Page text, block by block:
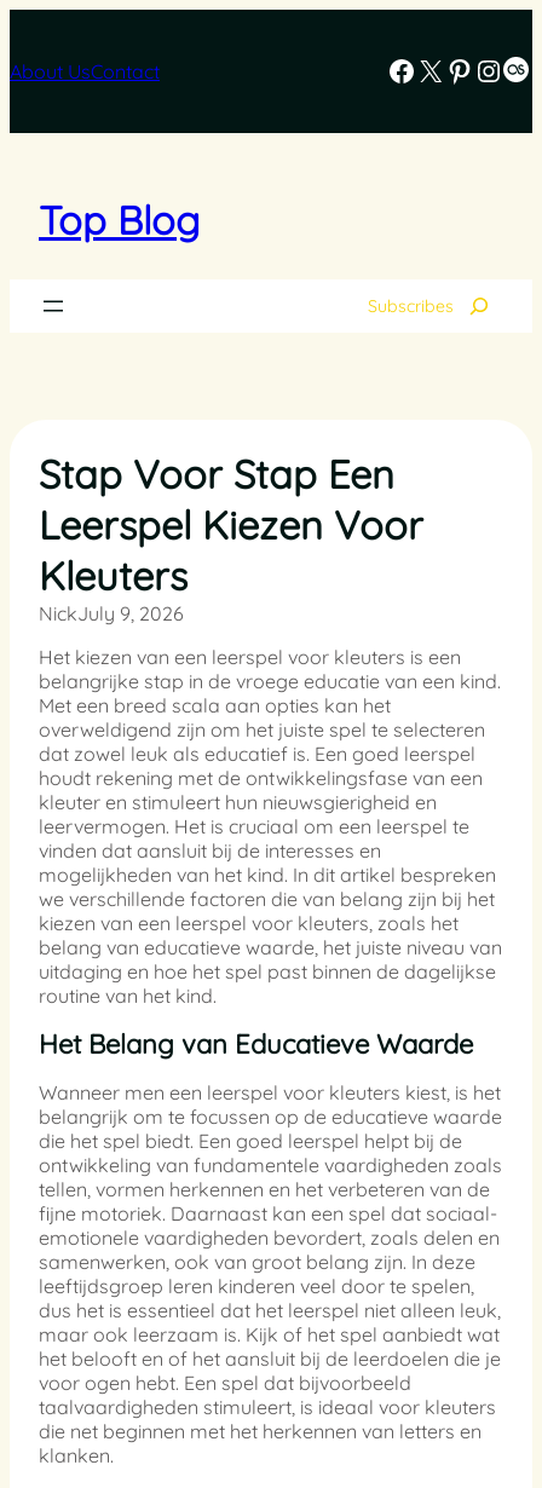
content
About UsContact Facebook
X
Top Blog
Subscribes Search
Stap Voor Stap Een
Leerspel Kiezen Voor
Kleuters
NickJuly 9, 2026
Het kiezen van een leerspel voor kleuters is een
belangrijke stap in de vroege educatie van een kind.
Met een breed scala aan opties kan het
overweldigend zijn om het juiste spel te selecteren
dat zowel leuk als educatief is. Een goed leerspel
houdt rekening met de ontwikkelingsfase van een
kleuter en stimuleert hun nieuwsgierigheid en
leervermogen. Het is cruciaal om een leerspel te
vinden dat aansluit bij de interesses en
mogelijkheden van het kind. In dit artikel bespreken
we verschillende factoren die van belang zijn bij het
kiezen van een leerspel voor kleuters, zoals het
belang van educatieve waarde, het juiste niveau van
uitdaging en hoe het spel past binnen de dagelijkse
routine van het kind.
Het Belang van Educatieve Waarde
Wanneer men een leerspel voor kleuters kiest, is het
belangrijk om te focussen op de educatieve waarde
die het spel biedt. Een goed leerspel helpt bij de
ontwikkeling van fundamentele vaardigheden zoals
tellen, vormen herkennen en het verbeteren van de
fijne motoriek. Daarnaast kan een spel dat sociaal-
emotionele vaardigheden bevordert, zoals delen en
samenwerken, ook van groot belang zijn. In deze
leeftijdsgroep leren kinderen veel door te spelen,
dus het is essentieel dat het leerspel niet alleen leuk,
maar ook leerzaam is. Kijk of het spel aanbiedt wat
het belooft en of het aansluit bij de leerdoelen die je
voor ogen hebt. Een spel dat bijvoorbeeld
taalvaardigheden stimuleert, is ideaal voor kleuters
die net beginnen met het herkennen van letters en
klanken.